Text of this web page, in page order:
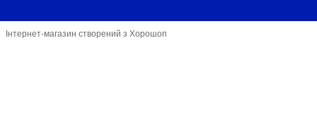
Інтернет-магазин створений з Хорошоп